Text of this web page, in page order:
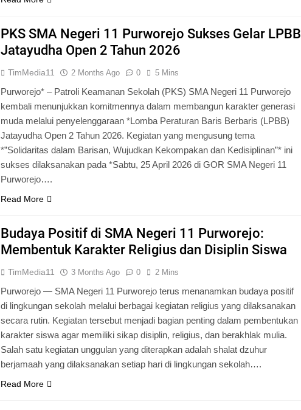
PKS SMA Negeri 11 Purworejo Sukses Gelar LPBB
Jatayudha Open 2 Tahun 2026
TimMedia11 2 Months Ago 0 5 Mins
Purworejo* – Patroli Keamanan Sekolah (PKS) SMA Negeri 11 Purworejo
kembali menunjukkan komitmennya dalam membangun karakter generasi
muda melalui penyelenggaraan *Lomba Peraturan Baris Berbaris (LPBB)
Jatayudha Open 2 Tahun 2026. Kegiatan yang mengusung tema
*”Solidaritas dalam Barisan, Wujudkan Kekompakan dan Kedisiplinan”* ini
sukses dilaksanakan pada *Sabtu, 25 April 2026 di GOR SMA Negeri 11
Purworejo….
Read More
Budaya Positif di SMA Negeri 11 Purworejo:
Membentuk Karakter Religius dan Disiplin Siswa
TimMedia11 3 Months Ago 0 2 Mins
Purworejo — SMA Negeri 11 Purworejo terus menanamkan budaya positif
di lingkungan sekolah melalui berbagai kegiatan religius yang dilaksanakan
secara rutin. Kegiatan tersebut menjadi bagian penting dalam pembentukan
karakter siswa agar memiliki sikap disiplin, religius, dan berakhlak mulia.
Salah satu kegiatan unggulan yang diterapkan adalah shalat dzuhur
berjamaah yang dilaksanakan setiap hari di lingkungan sekolah….
Read More